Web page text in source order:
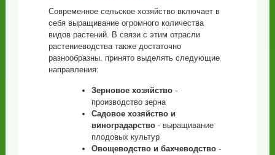
Современное сельское хозяйство включает в
себя выращивание огромного количества
видов растений. В связи с этим отрасли
растениеводства также достаточно
разнообразны. принято выделять следующие
направления:
Зерновое хозяйство-
производство зерна
Садовое хозяйство и
виноградарство- выращивание
плодовых культур
Овощеводство и бахчеводство-